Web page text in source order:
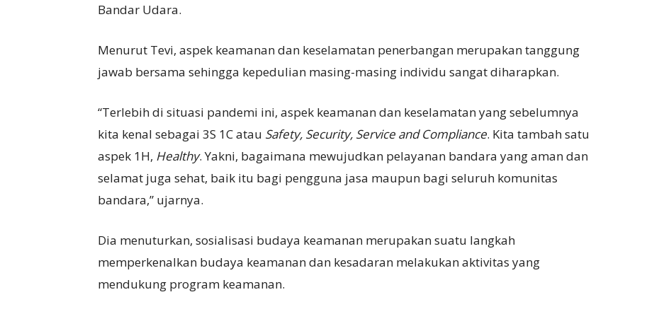
Bandar Udara.
Menurut Tevi, aspek keamanan dan keselamatan penerbangan merupakan tanggung
jawab bersama sehingga kepedulian masing-masing individu sangat diharapkan.
“Terlebih di situasi pandemi ini, aspek keamanan dan keselamatan yang sebelumnya
kita kenal sebagai 3S 1C atau Safety, Security, Service and Compliance. Kita tambah satu
aspek 1H, Healthy. Yakni, bagaimana mewujudkan pelayanan bandara yang aman dan
selamat juga sehat, baik itu bagi pengguna jasa maupun bagi seluruh komunitas
bandara,” ujarnya.
Dia menuturkan, sosialisasi budaya keamanan merupakan suatu langkah
memperkenalkan budaya keamanan dan kesadaran melakukan aktivitas yang
mendukung program keamanan.